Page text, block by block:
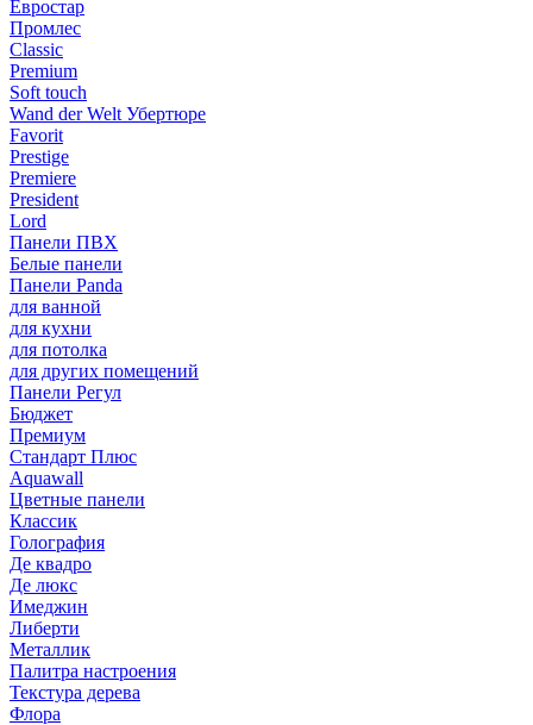
Евростар
Промлес
Classic
Premium
Soft touch
Wand der Welt Убертюре
Favorit
Prestige
Premiere
President
Lord
Панели ПВХ
Белые панели
Панели Panda
для ванной
для кухни
для потолка
для других помещений
Панели Регул
Бюджет
Премиум
Стандарт Плюс
Aquawall
Цветные панели
Классик
Голография
Де квадро
Де люкс
Имеджин
Либерти
Металлик
Палитра настроения
Текстура дерева
Флора